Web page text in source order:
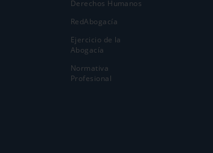
Derechos Humanos
RedAbogacía
Ejercicio de la
Abogací­a
Normativa
Profesional